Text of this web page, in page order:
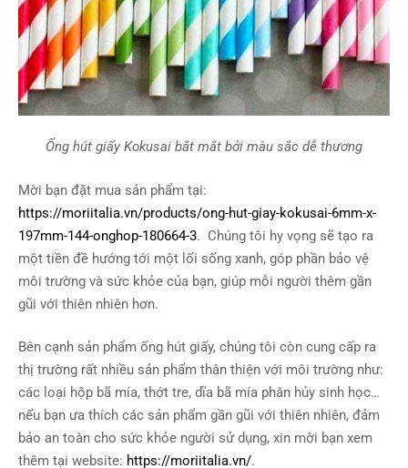
Ống hút giấy Kokusai bắt mắt bởi màu sắc dễ thương
Mời bạn đặt mua sản phẩm tại:
https://moriitalia.vn/products/ong-hut-giay-kokusai-6mm-x-
197mm-144-onghop-180664-3. Chúng tôi hy vọng sẽ tạo ra
một tiền đề hướng tới một lối sống xanh, góp phần bảo vệ
môi trường và sức khỏe của bạn, giúp mỗi người thêm gần
gũi với thiên nhiên hơn.
Bên cạnh sản phẩm ống hút giấy, chúng tôi còn cung cấp ra
thị trường rất nhiều sản phẩm thân thiện với môi trường như:
các loại hộp bã mía, thớt tre, dĩa bã mía phân hủy sinh học…
nếu bạn ưa thích các sản phẩm gần gũi với thiên nhiên, đảm
bảo an toàn cho sức khỏe người sử dụng, xin mời bạn xem
thêm tại website: https://moriitalia.vn/.